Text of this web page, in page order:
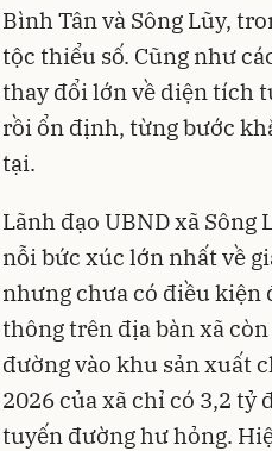
Bình Tân và Sông Lũy,
tộc thiểu số. Cũng như
thay đổi lớn về diện tích
rồi ổn định, từng bước
tại.
Lãnh đạo UBND xã
nỗi bức xúc lớn nhất về
nhưng chưa có điều kiện
thông trên địa bàn xã
đường vào khu sản xuất
2026 của xã chỉ có 3,2 tỷ
tuyến đường hư hỏng.